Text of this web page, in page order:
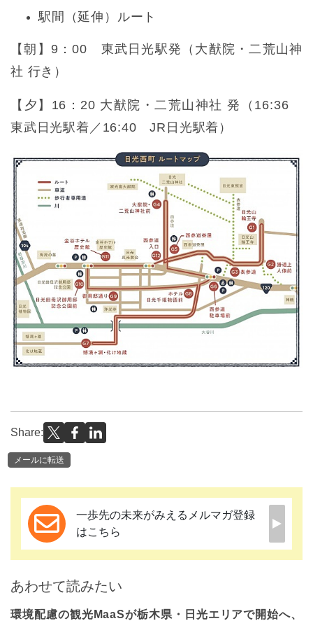
駅間（延伸）ルート
【朝】9：00 東武日光駅発（大猷院・二荒山神
社 行き）
【夕】16：20 大猷院・二荒山神社 発（16:36
東武日光駅着／16:40 JR日光駅着）
Share:
メールに転送
一歩先の未来がみえるメルマガ登録
はこちら
あわせて読みたい
環境配慮の観光MaaSが栃木県・日光エリアで開始へ、